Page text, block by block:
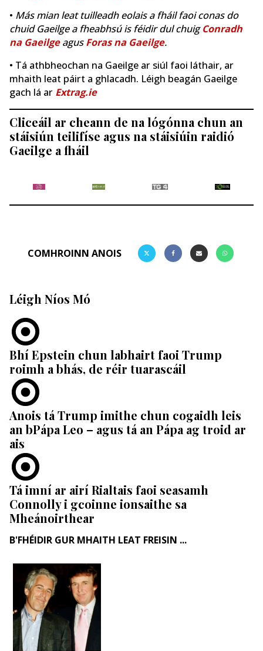
• Más mian leat tuilleadh eolais a fháil faoi conas do
chuid Gaeilge a fheabhsú is féidir dul chuigConradh
na GaeilgeagusForas na Gaeilge.
• Tá athbheochan na Gaeilge ar siúl faoi láthair, ar
mhaith leat páirt a ghlacadh. Léigh beagán Gaeilge
gach lá ar Extrag.ie
Cliceáil ar cheann de na lógónna chun an
stáisiún teilifíse agus na stáisiúin raidió
Gaeilge a fháil
COMHROINN ANOIS
Léigh Níos Mó
Bhí Epstein chun labhairt faoi Trump
roimh a bhás, de réir tuarascáil
Anois tá Trump imithe chun cogaidh leis
an bPápa Leo – agus tá an Pápa ag troid ar
ais
Tá imní ar airí Rialtais faoi seasamh
Connolly i gcoinne ionsaithe sa
Mheánoirthear
B'FHÉIDIR GUR MHAITH LEAT FREISIN ...